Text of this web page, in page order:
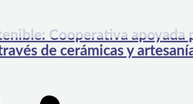
Cooperativa apoyada
de cerámicas y